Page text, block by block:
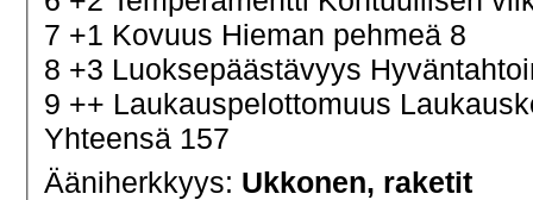
7 +1 Kovuus Hieman pehmeä 8
8 +3 Luoksepäästävyys
9 ++ Laukauspelottomuus
Yhteensä 157
Ääniherkkyys: Ukkonen, raketit